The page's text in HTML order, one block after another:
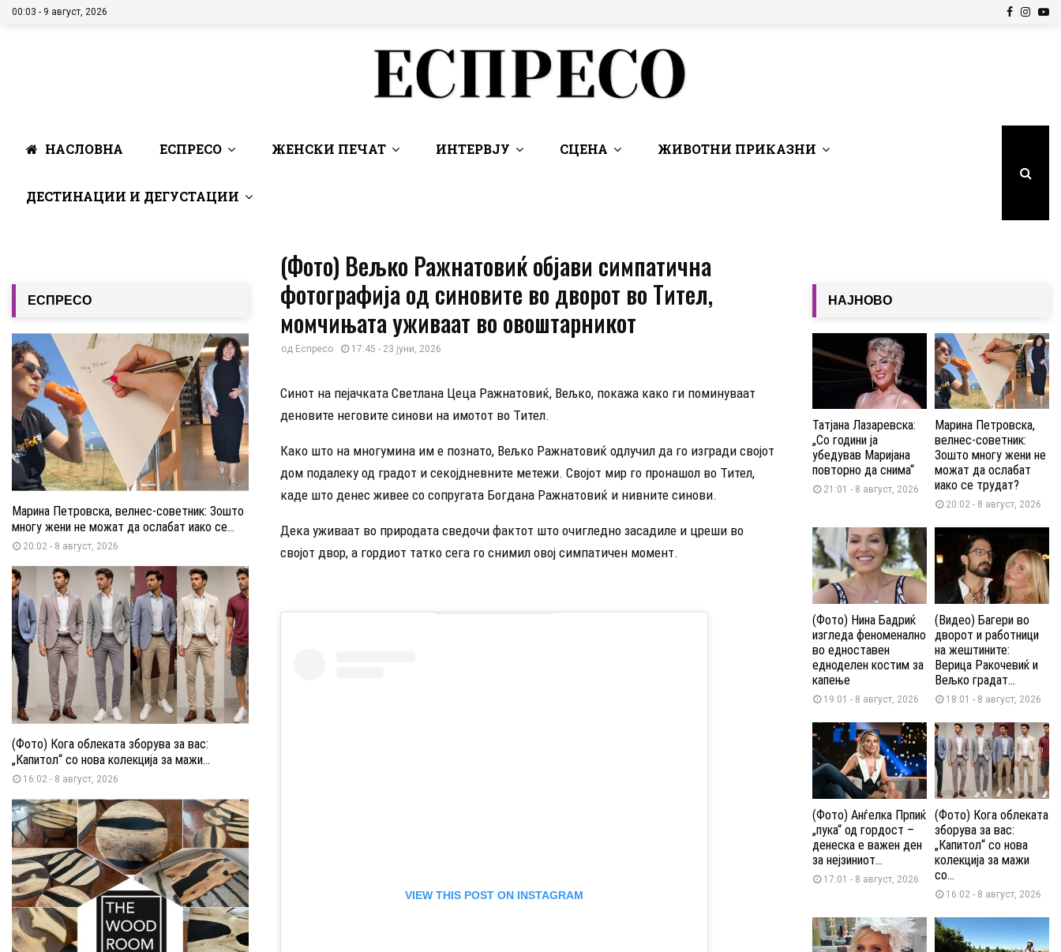
00:03 - 9 август, 2026 Facebook
НАСЛОВНА ЕСПРЕСО ЖЕНСКИ ПЕЧАТ ИНТЕРВЈУ СЦЕНА ЖИВОТНИ ПРИКАЗНИ
ДЕСТИНАЦИИ И ДЕГУСТАЦИИ
(Фото) Вељко Ражнатовиќ објави симпатична
фотографија од синовите во дворот во Тител,
момчињата уживаат во овоштарникот
од Еспресо 17:45 - 23 јуни, 2026
Синот на пејачката Светлана Цеца Ражнатовиќ, Вељко, покажа како ги поминуваат
деновите неговите синови на имотот во Тител.
Како што на многумина им е познато, Вељко Ражнатовиќ одлучил да го изгради својот
дом подалеку од градот и секојдневните метежи. Својот мир го пронашол во Тител,
каде што денес живее со сопругата Богдана Ражнатовиќ и нивните синови.
Дека уживаат во природата сведочи фактот што очигледно засадиле и цреши во
својот двор, а гордиот татко сега го снимил овој симпатичен момент.
VIEW THIS POST ON INSTAGRAM
ЕСПРЕСО
Марина Петровска, велнес-советник: Зошто
многу жени не можат да ослабат иако се...
20:02 - 8 август, 2026
(Фото) Кога облеката зборува за вас:
„Капитол“ со нова колекција за мажи...
16:02 - 8 август, 2026
НАЈНОВО
Татјана Лазаревска:
„Со години ја
убедував Маријана
повторно да снима“
21:01 - 8 август, 2026
Марина Петровска,
велнес-советник:
Зошто многу жени не
можат да ослабат
иако се трудат?
20:02 - 8 август, 2026
(Фото) Нина Бадриќ
изгледа феноменално
во едноставен
едноделен костим за
капење
19:01 - 8 август, 2026
(Видео) Багери во
дворот и работници
на жештините:
Верица Ракочевиќ и
Вељко градат...
18:01 - 8 август, 2026
(Фото) Анѓелка Прпиќ
„пука“ од гордост –
денеска е важен ден
за нејзиниот...
17:01 - 8 август, 2026
(Фото) Кога облеката
зборува за вас:
„Капитол“ со нова
колекција за мажи
со...
16:02 - 8 август, 2026